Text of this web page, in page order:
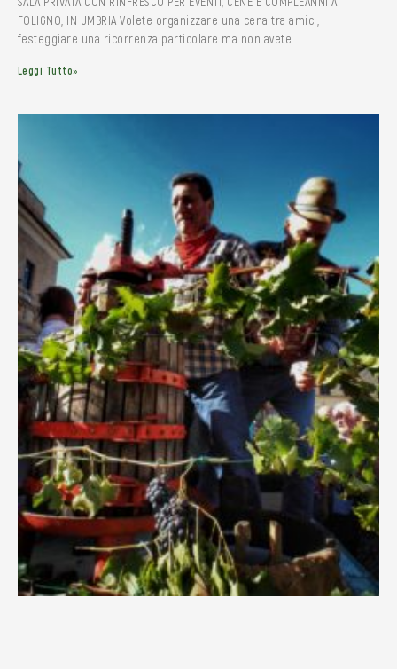
FOLIGNO, IN UMBRIA Volete organizzare una cena tra amici,
festeggiare una ricorrenza particolare ma non avete
Leggi Tutto»